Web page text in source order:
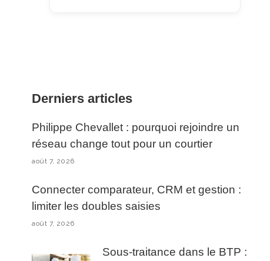
Derniers articles
Philippe Chevallet : pourquoi rejoindre un
réseau change tout pour un courtier
août 7, 2026
Connecter comparateur, CRM et gestion :
limiter les doubles saisies
août 7, 2026
Sous-traitance dans le BTP :